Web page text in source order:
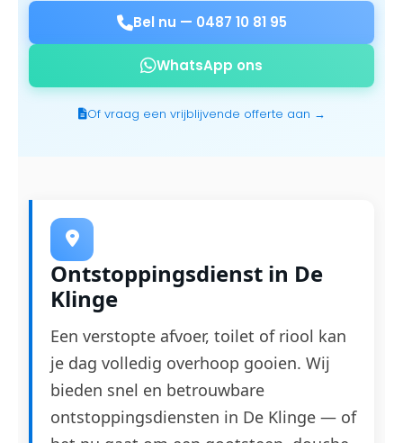
Bel nu — 0487 10 81 95
WhatsApp ons
Of vraag een vrijblijvende offerte aan →
Ontstoppingsdienst in De
Klinge
Een verstopte afvoer, toilet of riool kan
je dag volledig overhoop gooien. Wij
bieden snel en betrouwbare
ontstoppingsdiensten in De Klinge — of